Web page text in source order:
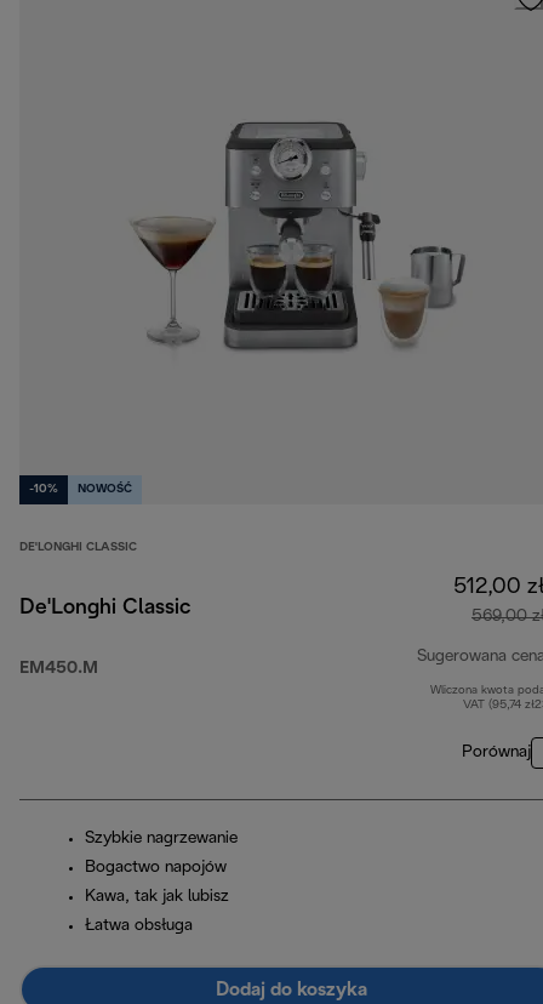
-10% NOWOŚĆ
DE'LONGHI CLASSIC
De'Longhi Classic
EM450.M
512,00
569,00
Sugerowana
Wliczona kwota
VAT (95,74
Porównaj
Szybkie nagrzewanie
Bogactwo napojów
Kawa, tak jak lubisz
Łatwa obsługa
Dodaj do koszyka